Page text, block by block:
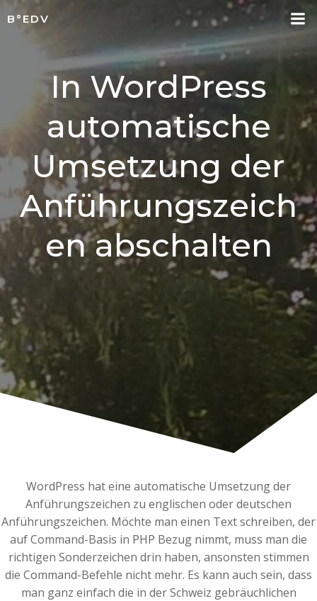
content
B°EDV
In WordPress
automatische
Umsetzung der
Anführungszeich
en abschalten
WordPress hat eine automatische Umsetzung der
Anführungszeichen zu englischen oder deutschen
Anführungszeichen. Möchte man einen Text schreiben, der
auf Command-Basis in PHP Bezug nimmt, muss man die
richtigen Sonderzeichen drin haben, ansonsten stimmen
die Command-Befehle nicht mehr. Es kann auch sein, dass
man ganz einfach die in der Schweiz gebräuchlichen